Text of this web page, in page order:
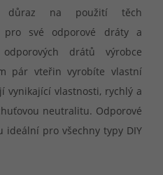
důraz na použití těch
pro své odporové dráty a
drátů výrobce
pár vteřin vyrobíte vlastní
vynikající vlastnosti, rychlý a
neutralitu. Odporové
ideální pro všechny typy DIY